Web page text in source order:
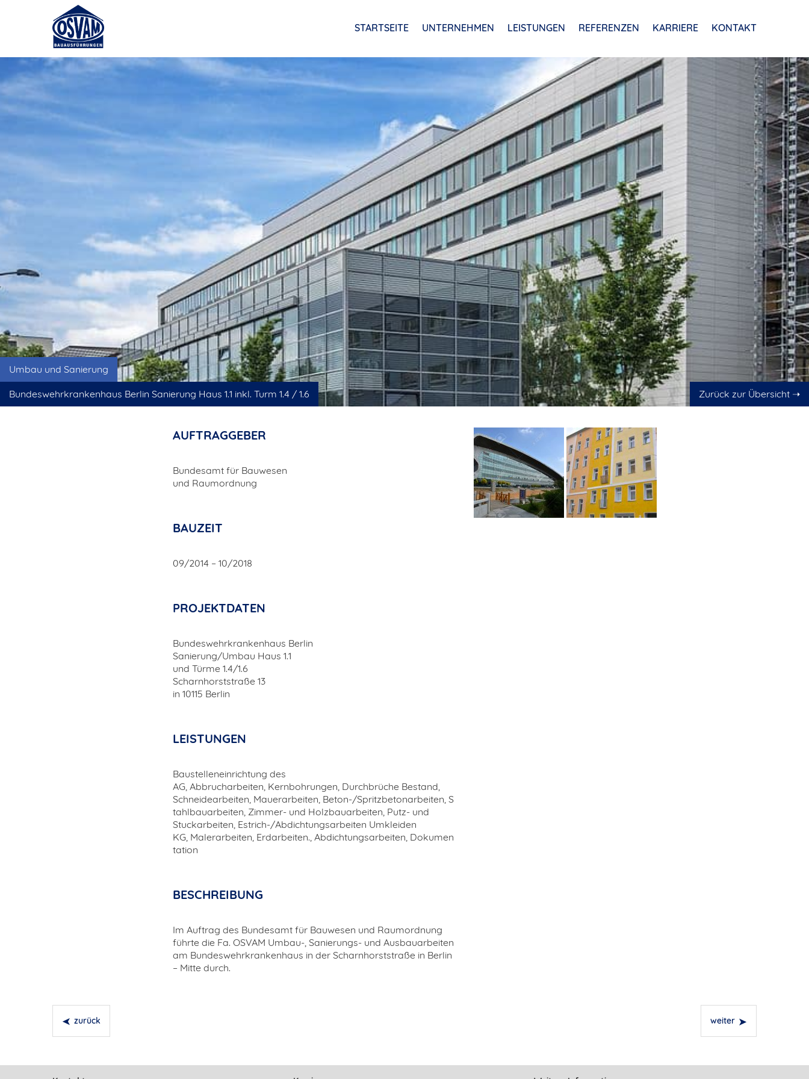
STARTSEITE UNTERNEHMEN LEISTUNGEN REFERENZEN KARRIERE KONTAKT
Umbau und Sanierung
Bundeswehrkrankenhaus Berlin Sanierung Haus 1.1 inkl. Turm 1.4 / 1.6 Zurück zur Übersicht ➝
AUFTRAGGEBER
Bundesamt für Bauwesen
und Raumordnung
BAUZEIT
09/2014 – 10/2018
PROJEKTDATEN
Bundeswehrkrankenhaus Berlin
Sanierung/Umbau Haus 1.1
und Türme 1.4/1.6
Scharnhorststraße 13
in 10115 Berlin
LEISTUNGEN
Baustelleneinrichtung des
AG, Abbrucharbeiten, Kernbohrungen, Durchbrüche Bestand,
Schneidearbeiten, Mauerarbeiten, Beton-/Spritzbetonarbeiten, S
tahlbauarbeiten, Zimmer- und Holzbauarbeiten, Putz- und
Stuckarbeiten, Estrich-/Abdichtungsarbeiten Umkleiden
KG, Malerarbeiten, Erdarbeiten., Abdichtungsarbeiten, Dokumen
tation
BESCHREIBUNG
Im Auftrag des Bundesamt für Bauwesen und Raumordnung
führte die Fa. OSVAM Umbau-, Sanierungs- und Ausbauarbeiten
am Bundeswehrkrankenhaus in der Scharnhorststraße in Berlin
– Mitte durch.
zurück weiter